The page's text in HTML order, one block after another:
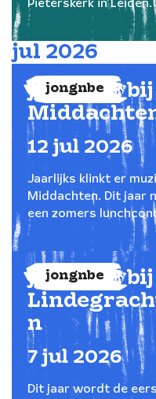
Pieterskerk in Leiden.
jul 2026
jongnbe
jongNBE
12 jul 2026
Jaarlijks klinkt er
Middachten. Dit jaar
een zomers
jongnbe
jongNBE bij
n
7jul 2026
Dit jaar wordt de